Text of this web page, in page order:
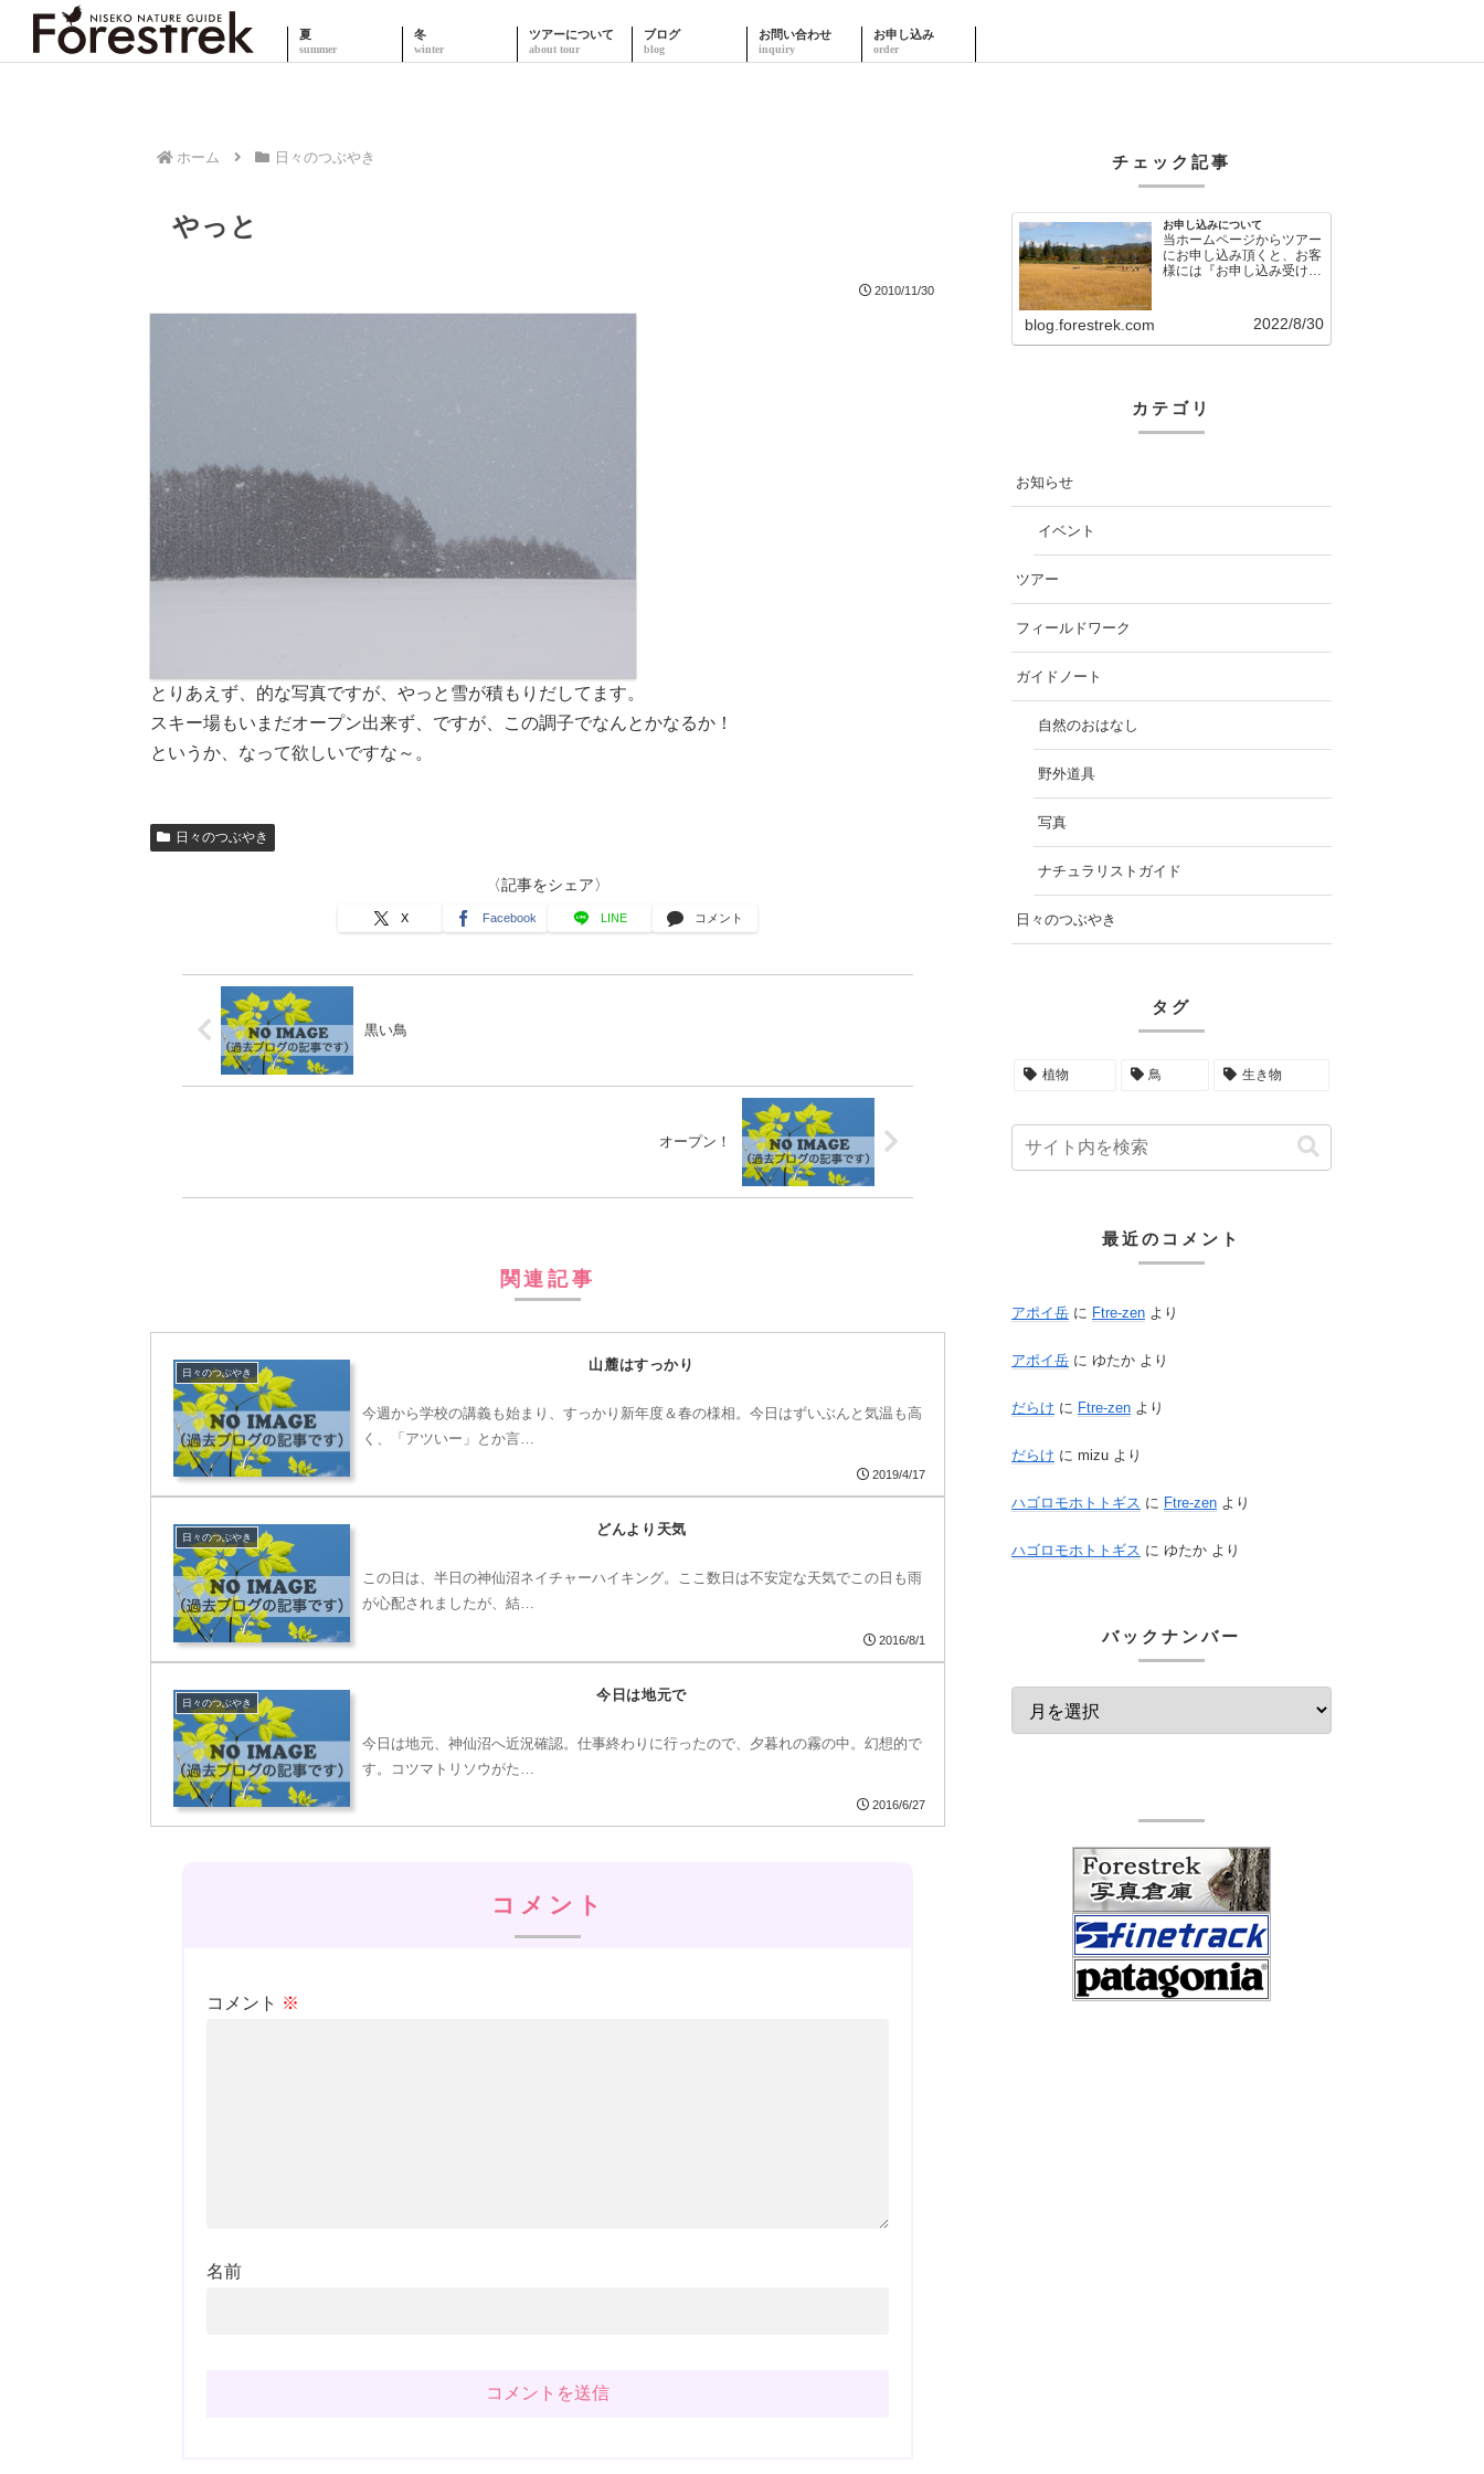
夏 冬 ツアーについて ブログ お問い合わせ お申し込み
ホーム 日々のつぶやき
やっと
2010/11/30
とりあえず、的な写真ですが、やっと雪が積もりだしてます。
スキー場もいまだオープン出来ず、ですが、この調子でなんとかなるか！
というか、なって欲しいですな～。
日々のつぶやき
〈記事をシェア〉
X Facebook LINE コメント
黒い鳥
オープン！
関連記事
日々のつぶやき
山麓はすっかり
今週から学校の講義も始まり、すっかり新年度＆春の様相。今日はずいぶんと気温も高
く、「アツいー」とか言…
2019/4/17
日々のつぶやき
どんより天気
この日は、半日の神仙沼ネイチャーハイキング。ここ数日は不安定な天気でこの日も雨
が心配されましたが、結…
2016/8/1
日々のつぶやき
今日は地元で
今日は地元、神仙沼へ近況確認。仕事終わりに行ったので、夕暮れの霧の中。幻想的で
す。コツマトリソウがた…
2016/6/27
コメント
コメント ※
名前
チェック記事
お申し込みについて
当ホームページからツアー
にお申し込み頂くと、お客
様には『お申し込み受け付
blog.forestrek.com 2022/8/30
カテゴリ
お知らせ
イベント
ツアー
フィールドワーク
ガイドノート
自然のおはなし
野外道具
写真
ナチュラリストガイド
日々のつぶやき
タグ
植物 鳥 生き物
最近のコメント
アポイ岳 に Ftre-zen より
アポイ岳 に ゆたか より
だらけ に Ftre-zen より
だらけ に mizu より
ハゴロモホトトギス に Ftre-zen より
ハゴロモホトトギス に ゆたか より
バックナンバー